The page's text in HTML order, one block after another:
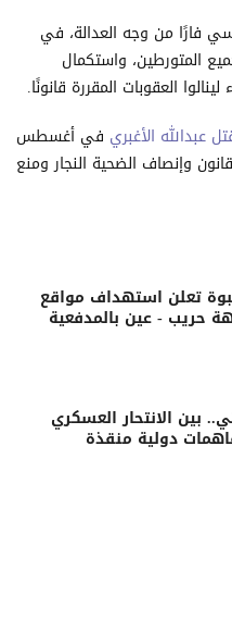
فارًا من وجه العدالة، في
المتورطين، واستكمال
العقوبات المقررة قانونًا.
عبدالله الأغبري في أغسطس
وإنصاف الضحية النجار ومنع
تعلن استهداف مواقع
حريب - عين بالمدفعية
بين الانتحار العسكري
دولية منقذة